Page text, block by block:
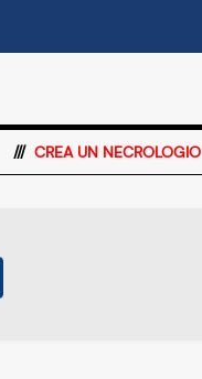
CREA UN NECROLOGIO